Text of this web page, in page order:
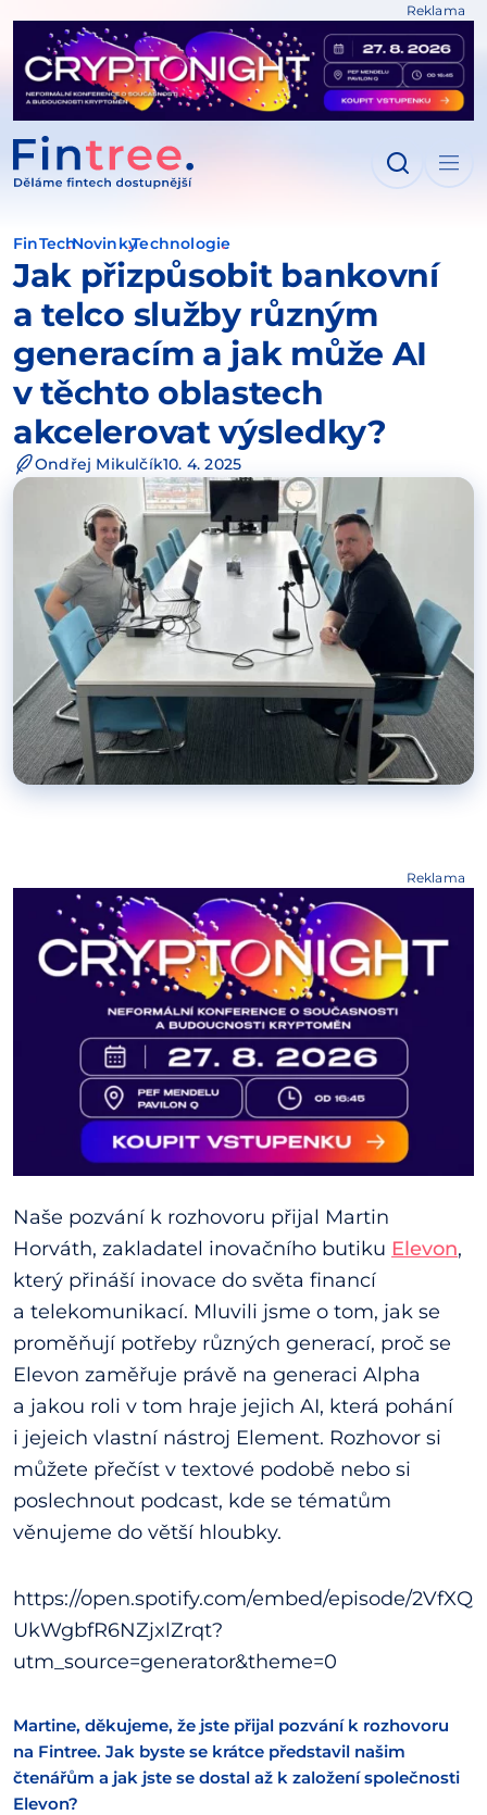
Reklama
FinTechNovinkyTechnologie
Jak přizpůsobit bankovní
a telco služby různým
generacím a jak může AI
v těchto oblastech
akcelerovat výsledky?
Ondřej Mikulčík10. 4. 2025
Reklama
Naše pozvání k rozhovoru přijal Martin
Horváth, zakladatel inovačního butiku Elevon,
který přináší inovace do světa financí
a telekomunikací. Mluvili jsme o tom, jak se
proměňují potřeby různých generací, proč se
Elevon zaměřuje právě na generaci Alpha
a jakou roli v tom hraje jejich AI, která pohání
i jejeich vlastní nástroj Element. Rozhovor si
můžete přečíst v textové podobě nebo si
poslechnout podcast, kde se tématům
věnujeme do větší hloubky.
https://open.spotify.com/embed/episode/2VfXQ
UkWgbfR6NZjxlZrqt?
utm_source=generator&theme=0
Martine, děkujeme, že jste přijal pozvání k rozhovoru
na Fintree. Jak byste se krátce představil našim
čtenářům a jak jste se dostal až k založení společnosti
Elevon?